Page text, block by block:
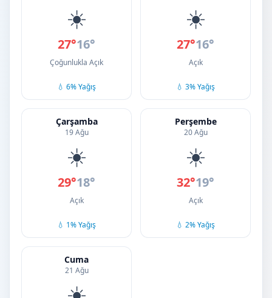
☀️
27°16°
Çoğunlukla Açık
💧 6% Yağış
☀️
27°16°
Açık
💧 3% Yağış
Çarşamba
19 Ağu
☀️
29°18°
Açık
💧 1% Yağış
Perşembe
20 Ağu
☀️
32°19°
Açık
💧 2% Yağış
Cuma
21 Ağu